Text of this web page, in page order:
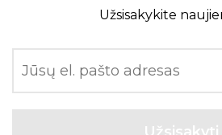
Užsisakykite